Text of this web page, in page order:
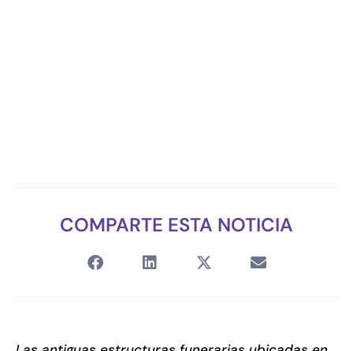
COMPARTE ESTA NOTICIA